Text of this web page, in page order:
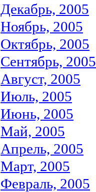
Декабрь, 2005
Ноябрь, 2005
Октябрь, 2005
Сентябрь, 2005
Август, 2005
Июль, 2005
Июнь, 2005
Май, 2005
Апрель, 2005
Март, 2005
Февраль, 2005